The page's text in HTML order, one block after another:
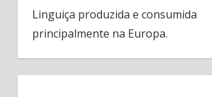
Linguiça produzida e consumida
principalmente na Europa.